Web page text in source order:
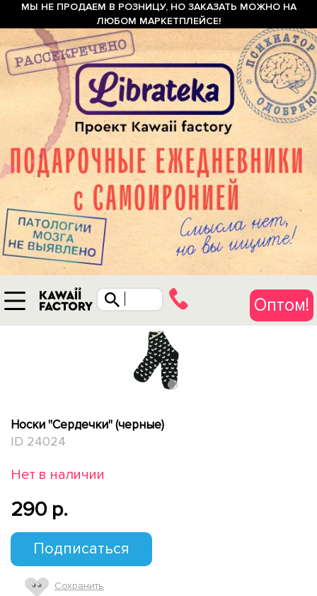
МЫ НЕ ПРОДАЕМ В РОЗНИЦУ, НО ЗАКАЗАТЬ МОЖНО НА
ЛЮБОМ МАРКЕТПЛЕЙСЕ!
Оптом!
Носки "Сердечки" (черные)
ID 24024
Нет в наличии
290 p.
Подписаться
Сохранить